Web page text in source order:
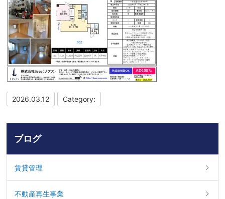
2026.03.12 Category:
ブログ
賃貸管理
不動産再生事業